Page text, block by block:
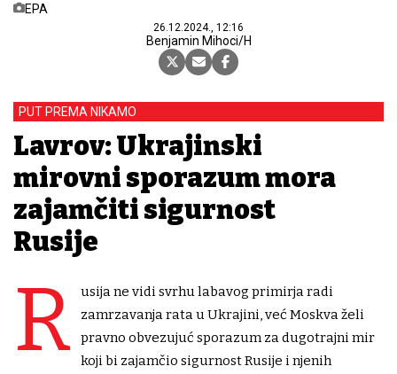
EPA
26.12.2024., 12:16
Benjamin Mihoci/H
PUT PREMA NIKAMO
Lavrov: Ukrajinski
mirovni sporazum mora
zajamčiti sigurnost
Rusije
R
usija ne vidi svrhu labavog primirja radi
zamrzavanja rata u Ukrajini, već Moskva želi
pravno obvezujuć sporazum za dugotrajni mir
koji bi zajamčio sigurnost Rusije i njenih